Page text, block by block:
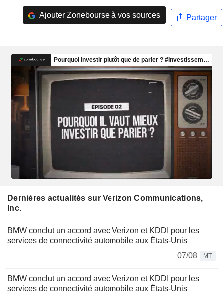
Ajouter Zonebourse à vos sources Partager
Dernières actualités sur Verizon Communications,
Inc.
BMW conclut un accord avec Verizon et KDDI pour les
services de connectivité automobile aux États-Unis
07/08
MT
BMW conclut un accord avec Verizon et KDDI pour les
services de connectivité automobile aux États-Unis